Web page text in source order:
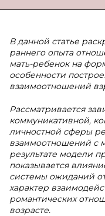
В данной статье
раннего опыта
мать-ребенок на
особенности
взаимоотношений
Рассматривается
коммуникативной,
личностной сферы
взаимоотношений с
результате модели
показывается
системы ожиданий
характер
романтических
возрасте.